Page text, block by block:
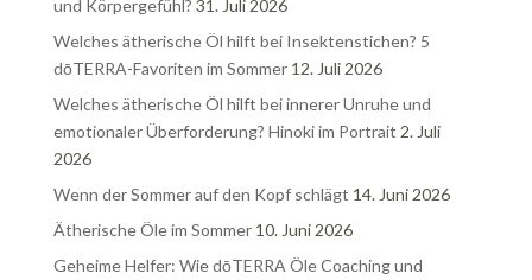
und Körpergefühl? 31. Juli 2026
Welches ätherische Öl hilft bei Insektenstichen? 5
dōTERRA-Favoriten im Sommer 12. Juli 2026
Welches ätherische Öl hilft bei innerer Unruhe und
emotionaler Überforderung? Hinoki im Portrait 2. Juli
2026
Wenn der Sommer auf den Kopf schlägt 14. Juni 2026
Ätherische Öle im Sommer 10. Juni 2026
Geheime Helfer: Wie dōTERRA Öle Coaching und